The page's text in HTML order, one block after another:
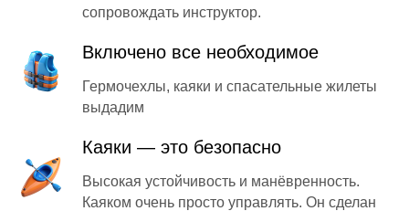
сопровождать инструктор.
Включено все необходимое
Гермочехлы, каяки и спасательные жилеты
выдадим
Каяки — это безопасно
Высокая устойчивость и манёвренность.
Каяком очень просто управлять. Он сделан